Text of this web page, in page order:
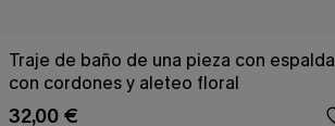
Traje de baño de una pieza con espalda
con cordones y aleteo floral
32,00 €